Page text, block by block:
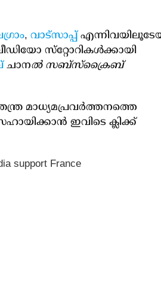
,വാട്‌സാപ്പ്
സ്‌റ്റോറികള്‍ക്കായി
ചാനല്‍ സബ്‌സ്‌ക്രൈബ്
മാധ്യമപ്രവര്‍ത്തനത്തെ
ഇവിടെ ക്ലിക്ക്
support France